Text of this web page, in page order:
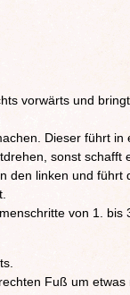
vorwärts und
Dieser führt in
sonst schafft
den linken und führt
von 1. bis
Fuß um etwas